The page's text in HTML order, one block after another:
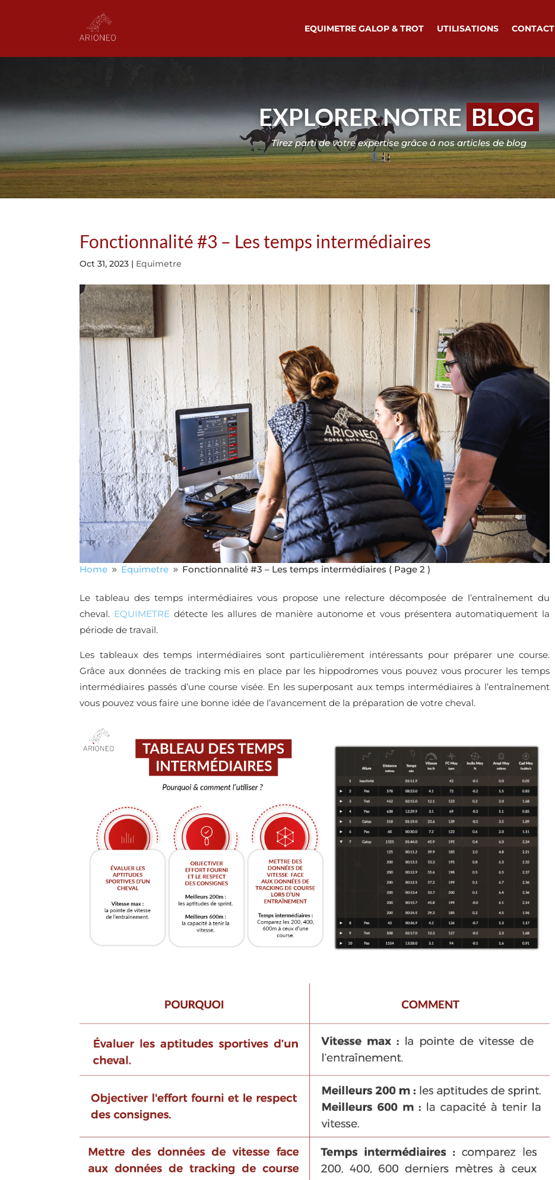
EQUIMETRE GALOP & TROT UTILISATIONS CONTACT
EXPLORER NOTRE BLOG
Tirez parti de votre expertise grâce à nos articles de blog
Fonctionnalité #3 – Les temps intermédiaires
Oct 31, 2023 | Equimetre
Home 9 Equimetre 9 Fonctionnalité #3 – Les temps intermédiaires ( Page 2 )
Le tableau des temps intermédiaires vous propose une relecture décomposée de l’entraînement du
cheval. EQUIMETRE détecte les allures de manière autonome et vous présentera automatiquement la
période de travail.
Les tableaux des temps intermédiaires sont particulièrement intéressants pour préparer une course.
Grâce aux données de tracking mis en place par les hippodromes vous pouvez vous procurer les temps
intermédiaires passés d’une course visée. En les superposant aux temps intermédiaires à l’entraînement
vous pouvez vous faire une bonne idée de l’avancement de la préparation de votre cheval.